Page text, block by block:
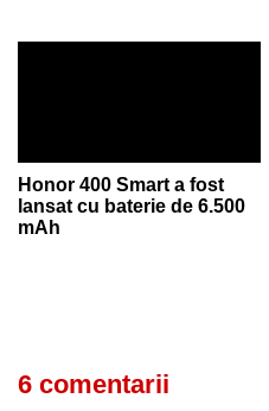
Honor 400 Smart a fost
lansat cu baterie de 6.500
mAh
6 comentarii